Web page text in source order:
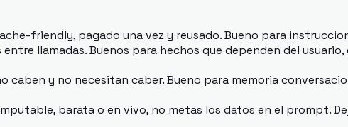
friendly, pagado una vez y reusado. Bueno para
llamadas. Buenos para hechos que dependen del
caben y no necesitan caber. Bueno para memoria
barata o en vivo, no metas los datos en el prompt.